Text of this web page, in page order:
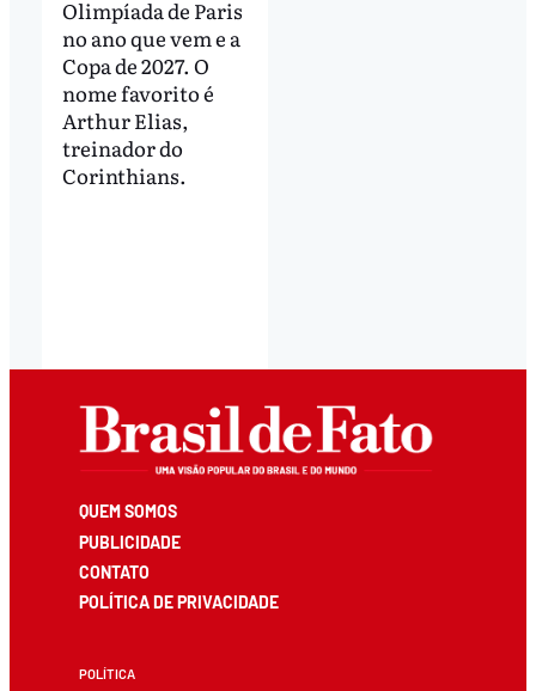
Olimpíada de Paris
no ano que vem e a
Copa de 2027. O
nome favorito é
Arthur Elias,
treinador do
Corinthians.
QUEM SOMOS
PUBLICIDADE
CONTATO
POLÍTICA DE PRIVACIDADE
POLÍTICA